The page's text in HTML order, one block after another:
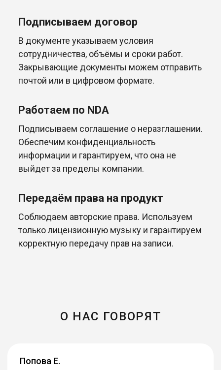
Подписываем договор
В документе указываем условия
сотрудничества, объёмы и сроки работ.
Закрывающие документы можем отправить
почтой или в цифровом формате.
Работаем по NDA
Подписываем соглашение о неразглашении.
Обеспечим конфиденциальность
информации и гарантируем, что она не
выйдет за пределы компании.
Передаём права на продукт
Соблюдаем авторские права. Используем
только лицензионную музыку и гарантируем
корректную передачу прав на записи.
О НАС ГОВОРЯТ
Попова Е.